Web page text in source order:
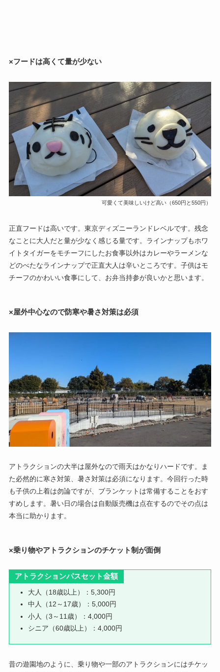
×フードは高くて量が少ない
可愛くて美味しいけど高い（650円と550円）
正直フードは高いです。東京ディズニーランドレベルです。残念
なことに大人だと量が少なく感じる量です。ラインナップもホワ
イトタイガーをモチーフにしたお食事以外はカレーやラーメンな
どのべたなラインナップで正直大人は辛いところです。子供はモ
チーフのかわいい食事にして、お弁当持参が良いかと思います。
×屋外中心なので防寒や暑さ対策は必須
アトラクションの大半は屋外なので雨天はかなりハードです。ま
た必然的に寒さ対策、暑さ対策は必須になります。今回行った時
も子供の上着は勿論ですが、ブランケットは常備することをおす
すめします。暑い日の場合は自動販売機は点在するのでその点は
本当に助かります。
×乗り物やアトラクションのチケット制が面倒
アトラクションパスセット金額
大人（18歳以上）：5,300円
中人（12～17歳）：5,000円
小人（3～11歳）：4,000円
シニア（60歳以上）：4,000円
昔の遊園地のように、乗り物や一部のアトラクションにはチケッ